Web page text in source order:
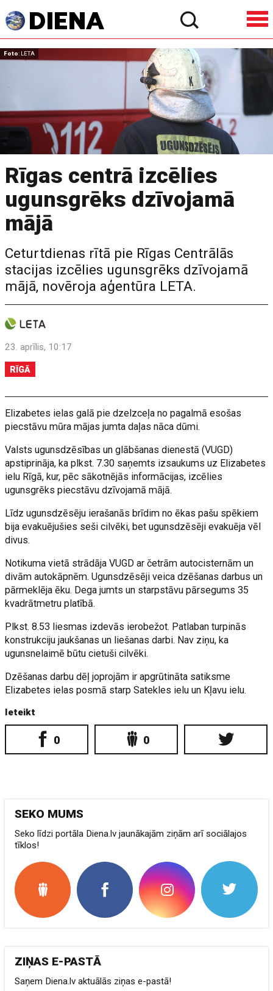
Foto: LETA
Rīgas centrā izcēlies
ugunsgrēks dzīvojamā
mājā
Ceturtdienas rītā pie Rīgas Centrālās
stacijas izcēlies ugunsgrēks dzīvojamā
mājā, novēroja aģentūra LETA.
23. aprīlis, 10:17
RĪGĀ
Elizabetes ielas galā pie dzelzceļa no pagalmā esošas
piecstāvu mūra mājas jumta daļas nāca dūmi.
Valsts ugunsdzēsības un glābšanas dienestā (VUGD)
apstiprināja, ka plkst. 7.30 saņemts izsaukums uz Elizabetes
ielu Rīgā, kur, pēc sākotnējās informācijas, izcēlies
ugunsgrēks piecstāvu dzīvojamā mājā.
Līdz ugunsdzēsēju ierašanās brīdim no ēkas pašu spēkiem
bija evakuējušies seši cilvēki, bet ugunsdzēsēji evakuēja vēl
divus.
Notikuma vietā strādāja VUGD ar četrām autocisternām un
divām autokāpnēm. Ugunsdzēsēji veica dzēšanas darbus un
pārmeklēja ēku. Dega jumts un starpstāvu pārsegums 35
kvadrātmetru platībā.
Plkst. 8.53 liesmas izdevās ierobežot. Patlaban turpinās
konstrukciju jaukšanas un liešanas darbi. Nav ziņu, ka
ugunsnelaimē būtu cietuši cilvēki.
Dzēšanas darbu dēļ joprojām ir apgrūtināta satiksme
Elizabetes ielas posmā starp Satekles ielu un Kļavu ielu.
Ieteikt
0 0
SEKO MUMS
Seko līdzi portāla Diena.lv jaunākajām ziņām arī sociālajos
tīklos!
ZIŅAS E-PASTĀ
Saņem Diena.lv aktuālās ziņas e-pastā!